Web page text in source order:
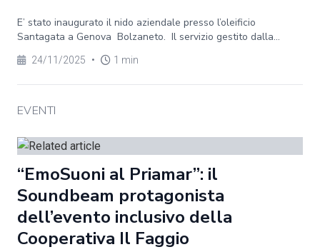
E’ stato inaugurato il nido aziendale presso l’oleificio
Santagata a Genova Bolzaneto. Il servizio gestito dalla...
24/11/2025 • 1 min
EVENTI
“EmoSuoni al Priamar”: il
Soundbeam protagonista
dell’evento inclusivo della
Cooperativa Il Faggio